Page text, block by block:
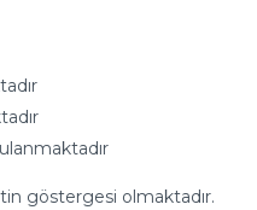
göstergesi olmaktadır.